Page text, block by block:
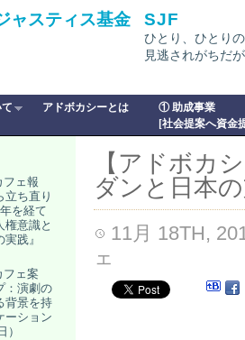
ャスティス基金 SJF
ひとり、ひとり
見逃されがちだ
アドボカシーとは
① 助成事業
[社会提案へ資金
【アドボカ
ダンと日本
11月 18TH,
ェ
フェ報
立ち直り
を経て
権意識と
践』
フェ案
：演劇の
背景を持
ーション